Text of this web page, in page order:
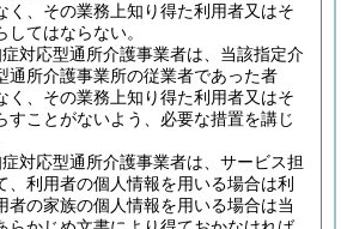
く、その業務上知り得た利用者又はそ
てはならない。
対応型通所介護事業者は、当該指定介
通所介護事業所の従業者であった者
く、その業務上知り得た利用者又はそ
すことがないよう、必要な措置を講じ
対応型通所介護事業者は、サービス担
、利用者の個人情報を用いる場合は利
者の家族の個人情報を用いる場合は当